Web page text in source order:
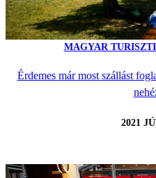
MAGYAR
Érdemes már most szállást
2021